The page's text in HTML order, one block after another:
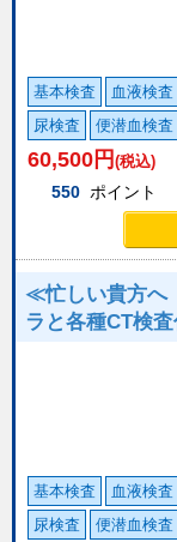
基本検査 血液検査
尿検査
便潜血検査
60,500 円 (税込)
550 ポイント
≪忙しい貴方へ
ラと各種CT検
基本検査 血液検査
尿検査
便潜血検査